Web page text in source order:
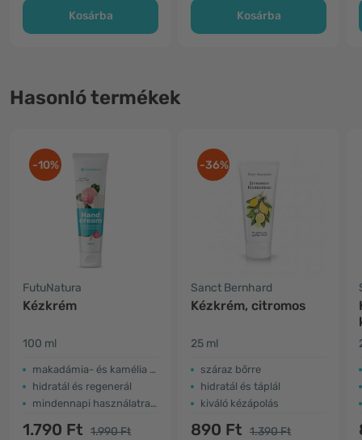
Kosárba Kosárba
Hasonló termékek
-10%
FutuNatura
Kézkrém
100 ml
makadámia- és kamélia olajjal
hidratál és regenerál
mindennapi használatra alkalmas
1.790 Ft 1.990 Ft
-36%
Sanct Bernhard
Kézkrém, citromos
25 ml
száraz bőrre
hidratál és táplál
kiváló kézápolás
890 Ft 1.390 Ft